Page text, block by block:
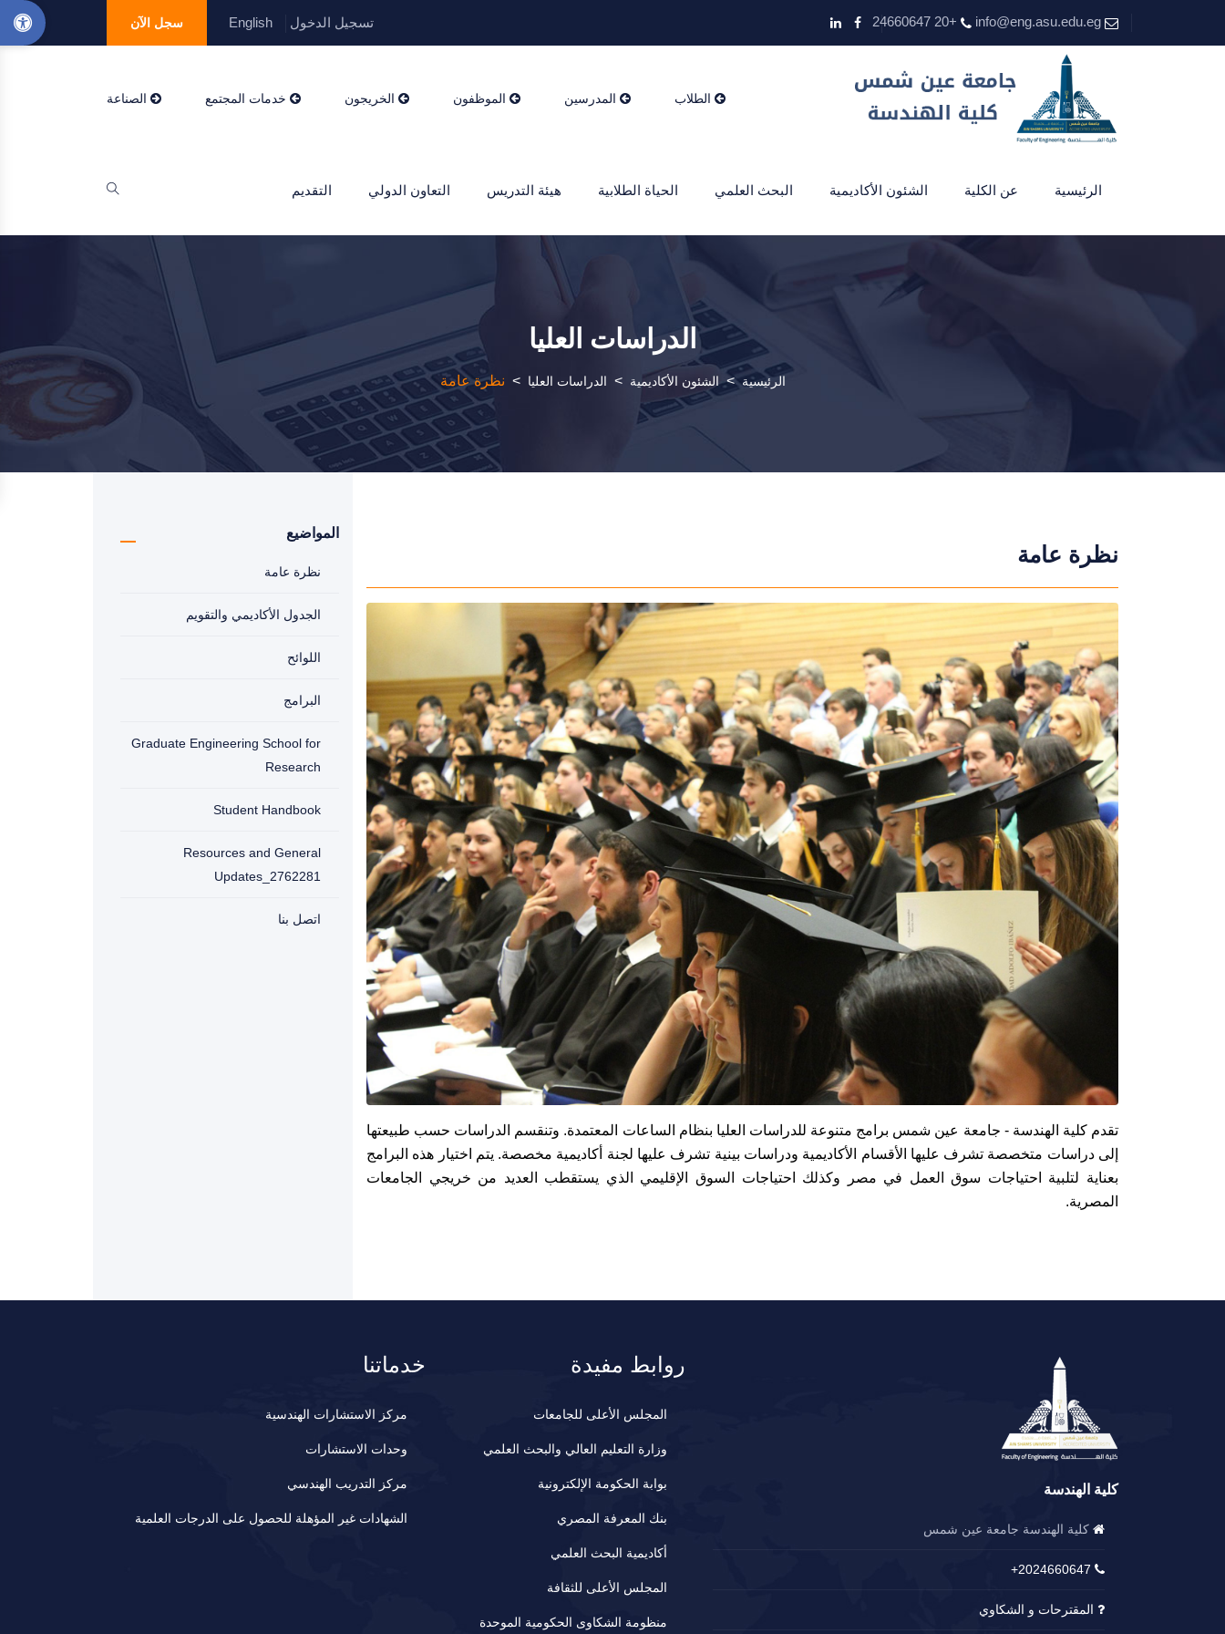
info@eng.asu.edu.eg
+20 24660647 تسجيل الدخول English سجل الآن
الطلاب المدرسين الموظفون الخريجون خدمات المجتمع الصناعة
الرئيسية عن الكلية الشئون الأكاديمية البحث العلمي الحياة الطلابية هيئة التدريس التعاون الدولي التقديم
الدراسات العليا
الرئيسية > الشئون الأكاديمية > الدراسات العليا > نظرة عامة
نظرة عامة
تقدم كلية الهندسة - جامعة عين شمس برامج متنوعة للدراسات العليا بنظام الساعات المعتمدة. وتنقسم الدراسات حسب طبيعتها
إلى دراسات متخصصة تشرف عليها الأقسام الأكاديمية ودراسات بينية تشرف عليها لجنة أكاديمية مخصصة. يتم اختيار هذه البرامج
بعناية لتلبية احتياجات سوق العمل في مصر وكذلك احتياجات السوق الإقليمي الذي يستقطب العديد من خريجي الجامعات
المصرية.
المواضيع
نظرة عامة
الجدول الأكاديمي والتقويم
اللوائح
البرامج
Graduate Engineering School for
Research
Student Handbook
Resources and General
Updates_2762281
اتصل بنا
كلية الهندسة
كلية الهندسة جامعة عين شمس
2024660647+
المقترحات و الشكاوي
روابط مفيدة
المجلس الأعلى للجامعات
وزارة التعليم العالي والبحث العلمي
بوابة الحكومة الإلكترونية
بنك المعرفة المصري
أكاديمية البحث العلمي
المجلس الأعلى للثقافة
منظومة الشكاوى الحكومية الموحدة
خدماتنا
مركز الاستشارات الهندسية
وحدات الاستشارات
مركز التدريب الهندسي
الشهادات غير المؤهلة للحصول على الدرجات العلمية